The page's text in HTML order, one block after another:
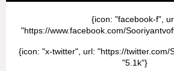
{icon: "facebook-f",
"https://www.facebook.com/
{icon: "x-twitter", url: "https://twitter.com/
"5.1k"}